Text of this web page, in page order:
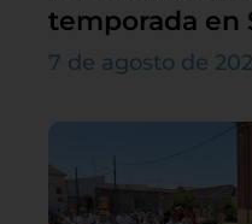
temporada en
7 de agosto de